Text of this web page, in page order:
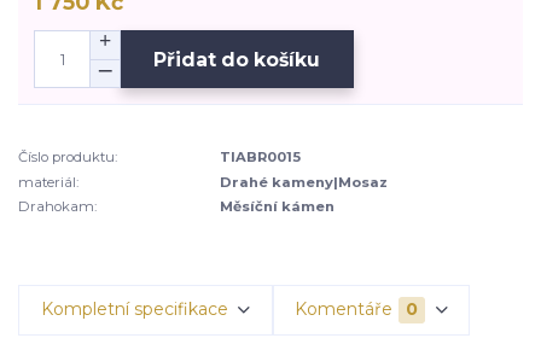
Přidat do košíku
Číslo produktu:
TIABR0015
materiál:
Drahé kameny|Mosaz
Drahokam:
Měsíční kámen
Kompletní specifikace Komentáře 0